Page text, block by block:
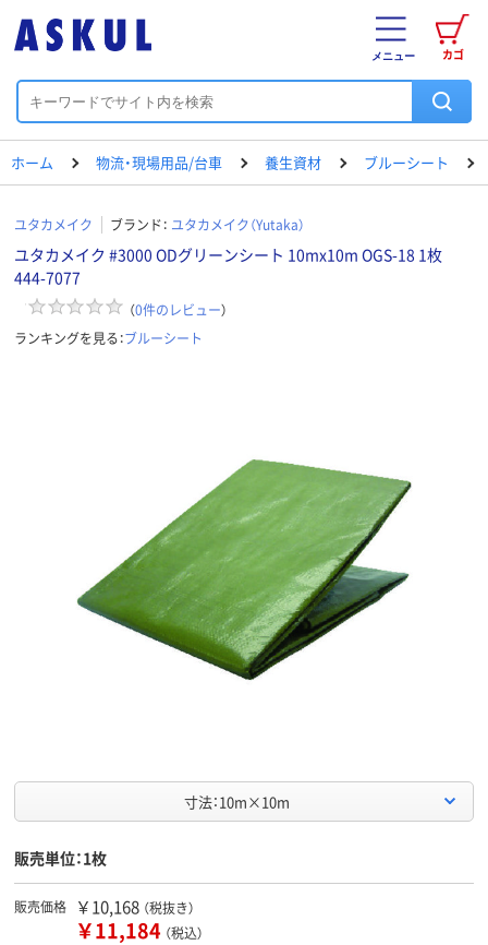
カゴ
メニュー
ホーム 物流・現場用品/台車 養生資材 ブルーシート
ユタカメイク ブランド： ユタカメイク（Yutaka）
ユタカメイク #3000 ODグリーンシート 10mx10m OGS-18 1枚
444-7077
（0件のレビュー）
ランキングを見る：ブルーシート
寸法：10m×10m
販売単位：1枚
販売価格 ￥10,168 （税抜き）
￥11,184 （税込）